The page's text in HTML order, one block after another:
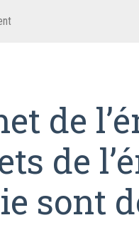
de
de
sont